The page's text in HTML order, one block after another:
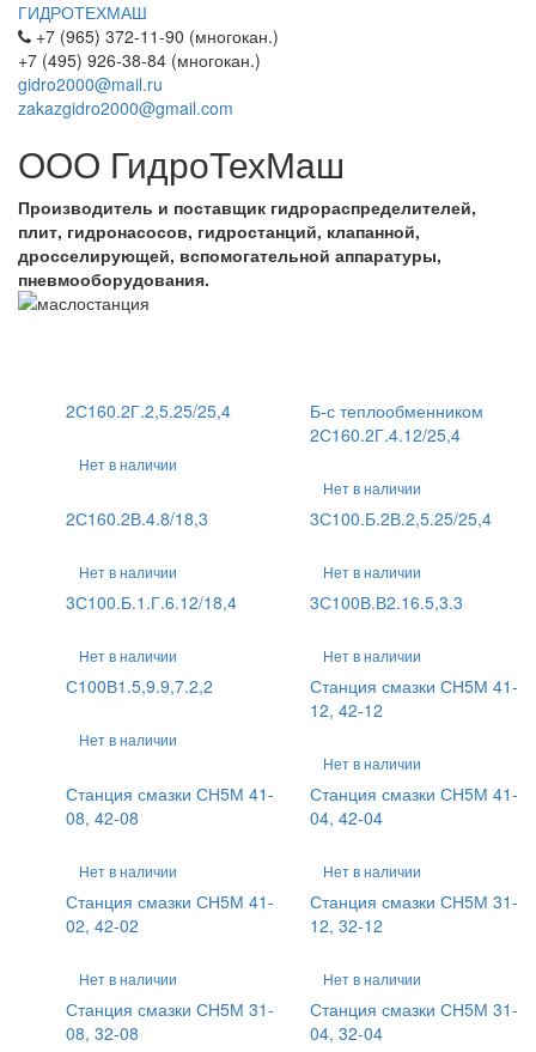
ГИДРОТЕХМАШ
+7 (965) 372-11-90 (многокан.)
+7 (495) 926-38-84 (многокан.)
gidro2000@mail.ru
zakazgidro2000@gmail.com
ООО ГидроТехМаш
Производитель и поставщик гидрораспределителей,
плит, гидронасосов, гидростанций, клапанной,
дросселирующей, вспомогательной аппаратуры,
пневмооборудования.
2С160.2Г.2,5.25/25,4
Нет в наличии
Б-с теплообменником
2С160.2Г.4.12/25,4
Нет в наличии
2С160.2В.4.8/18,3
Нет в наличии
3С100.Б.2В.2,5.25/25,4
Нет в наличии
3С100.Б.1.Г.6.12/18,4
Нет в наличии
3С100В.В2.16.5,3.3
Нет в наличии
С100В1.5,9.9,7.2,2
Нет в наличии
Станция смазки СН5М 41-
12, 42-12
Нет в наличии
Станция смазки СН5М 41-
08, 42-08
Нет в наличии
Станция смазки СН5М 41-
04, 42-04
Нет в наличии
Станция смазки СН5М 41-
02, 42-02
Нет в наличии
Станция смазки СН5М 31-
12, 32-12
Нет в наличии
Станция смазки СН5М 31-
08, 32-08
Станция смазки СН5М 31-
04, 32-04